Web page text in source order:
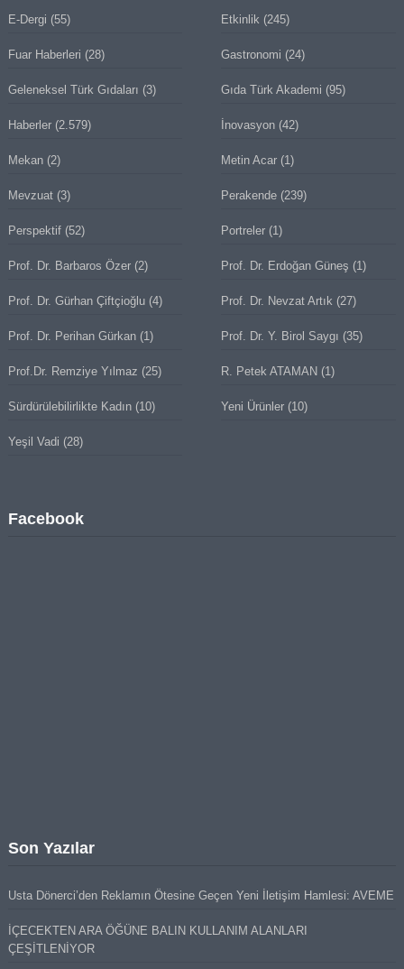
E-Dergi (55) Etkinlik (245)
Fuar Haberleri (28) Gastronomi (24)
Geleneksel Türk Gıdaları (3) Gıda Türk Akademi (95)
Haberler(2.579) İnovasyon (42)
Mekan(2) Metin Acar (1)
Mevzuat(3) Perakende (239)
Perspektif(52) Portreler (1)
Prof. Dr. Barbaros Özer(2) Prof. Dr. Erdoğan Güneş (1)
Prof. Dr. Gürhan Çiftçioğlu(4) Prof. Dr. Nevzat Artık (27)
Prof. Dr. Perihan Gürkan(1) Prof. Dr. Y. Birol Saygı (35)
Prof.Dr. Remziye Yılmaz (25) R. Petek ATAMAN (1)
Sürdürülebilirlikte Kadın(10) Yeni Ürünler (10)
Yeşil Vadi (28)
Facebook
Son Yazılar
Usta Dönerci’den Reklamın Ötesine Geçen Yeni İletişim Hamlesi: AVEME
İÇECEKTEN ARA ÖĞÜNE BALIN KULLANIM ALANLARI
ÇEŞİTLENİYOR